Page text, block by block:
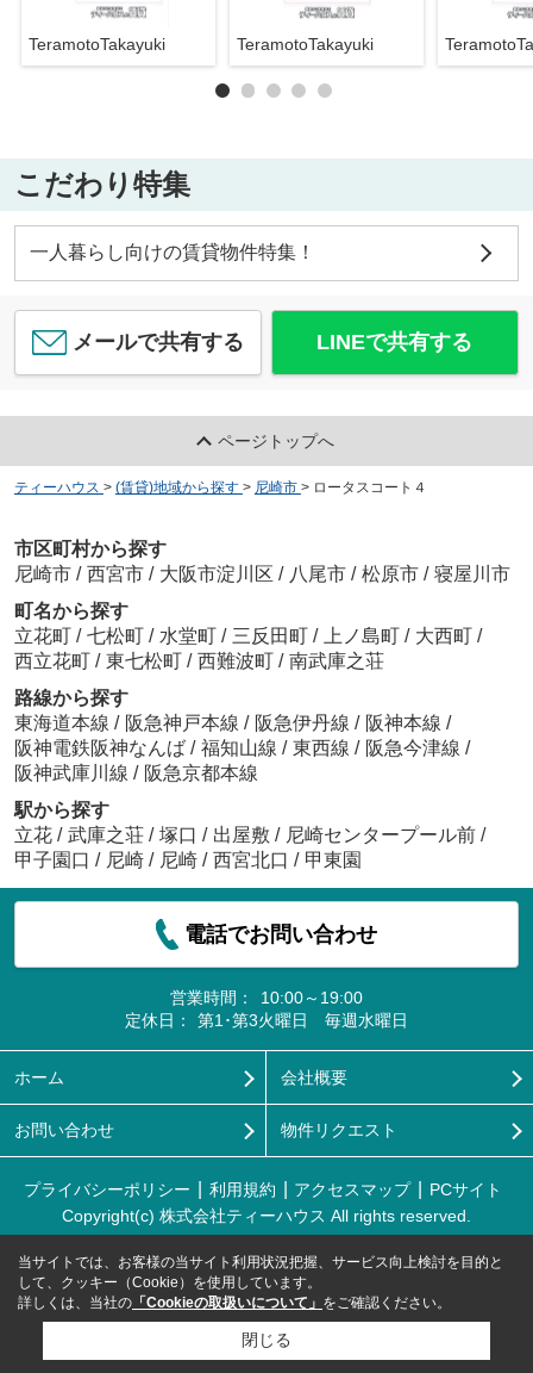
TeramotoTakayuki TeramotoTakayuki
こだわり特集
一人暮らし向けの賃貸物件特集！
メールで共有する LINEで共有する
ページトップへ
ティーハウス > (賃貸)地域から探す > 尼崎市 > ロータスコート４
市区町村から探す
尼崎市 / 西宮市 / 大阪市淀川区 / 八尾市 / 松原市 / 寝屋川市
町名から探す
立花町 / 七松町 / 水堂町 / 三反田町 / 上ノ島町 / 大西町 /
西立花町 / 東七松町 / 西難波町 / 南武庫之荘
路線から探す
東海道本線 / 阪急神戸本線 / 阪急伊丹線 / 阪神本線 /
阪神電鉄阪神なんば / 福知山線 / 東西線 / 阪急今津線 /
阪神武庫川線 / 阪急京都本線
駅から探す
立花 / 武庫之荘 / 塚口 / 出屋敷 / 尼崎センタープール前 /
甲子園口 / 尼崎 / 尼崎 / 西宮北口 / 甲東園
電話でお問い合わせ
営業時間：
10:00～19:00
定休日：
第1･第3火曜日 毎週水曜日
ホーム 会社概要
お問い合わせ 物件リクエスト
プライバシーポリシー 利用規約 アクセスマップ
PCサイト
Copyright(c) 株式会社ティーハウス All rights reserved.
当サイトでは、お客様の当サイト利用状況把握、サービス向上検討を目的と
して、クッキー（Cookie）を使用しています。
詳しくは、当社の 「Cookieの取扱いについて」 をご確認ください。
閉じる